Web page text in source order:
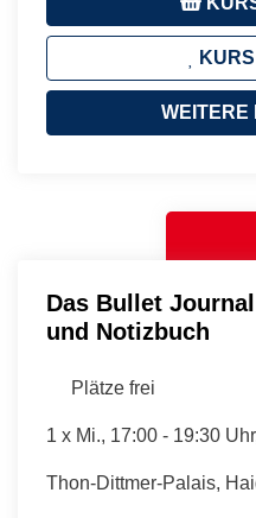
WEITERE
Das Bullet
und Notizbuch
Plätze frei
1 x Mi., 17:00 - 19:30
Thon-Dittmer-Palais,